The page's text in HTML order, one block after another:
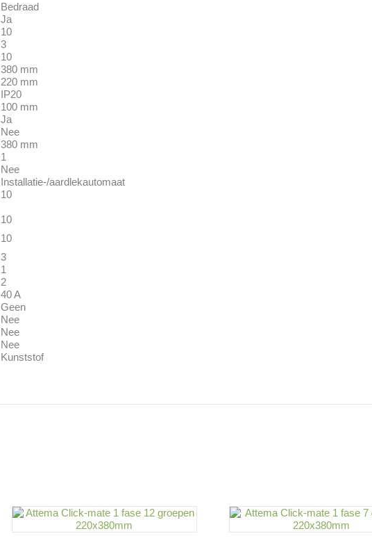
Bedraad
Ja
10
3
10
380 mm
220 mm
IP20
100 mm
Ja
Nee
380 mm
1
Nee
Installatie-/aardlekautomaat
10
10
10
3
1
2
40 A
Geen
Nee
Nee
Nee
Kunststof